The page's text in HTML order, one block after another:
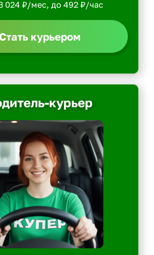
024 ₽/мес, до 492 ₽/час
Стать курьером
курьер